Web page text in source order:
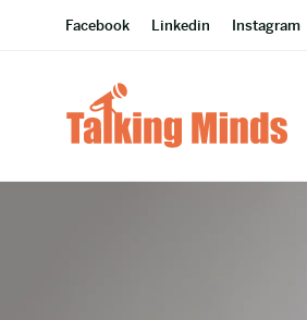
Facebook Linkedin Instagram